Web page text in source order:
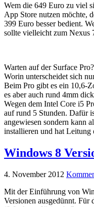
Wem die 649 Euro zu viel
App Store nutzen möchte,
399 Euro besser bedient.
sollte vielleicht zum Nexus
Warten auf der Surface Pro?
Worin unterscheidet sich
Beim Pro gibt es ein 10,6-
es aber auch rund 4mm
Wegen dem Intel Core i5
auf rund 5 Stunden. Dafür
angewiesen sondern kann
installieren und hat Leitung
Windows 8
4. November 2012
Mit der Einführung von
Versionen ausgedünnt. Für